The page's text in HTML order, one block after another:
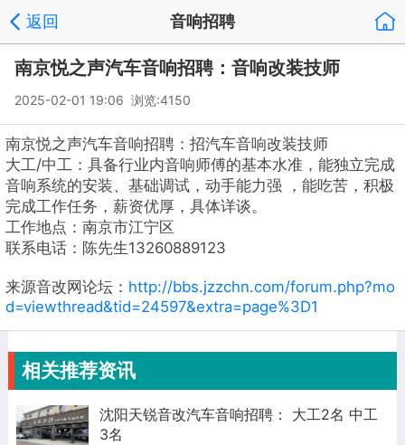
返回 音响招聘
南京悦之声汽车音响招聘：音响改装技师
2025-02-01 19:06 浏览:4150
南京悦之声汽车音响招聘：招汽车音响改装技师
大工/中工：具备行业内音响师傅的基本水准，能独立完成
音响系统的安装、基础调试，动手能力强 ，能吃苦，积极
完成工作任务，薪资优厚，具体详谈。
工作地点：南京市江宁区
联系电话：陈先生13260889123
来源音改网论坛： http://bbs.jzzchn.com/forum.php?mo
d=viewthread&tid=24597&extra=page%3D1
相关推荐资讯
沈阳天锐音改汽车音响招聘： 大工2名 中工
3名